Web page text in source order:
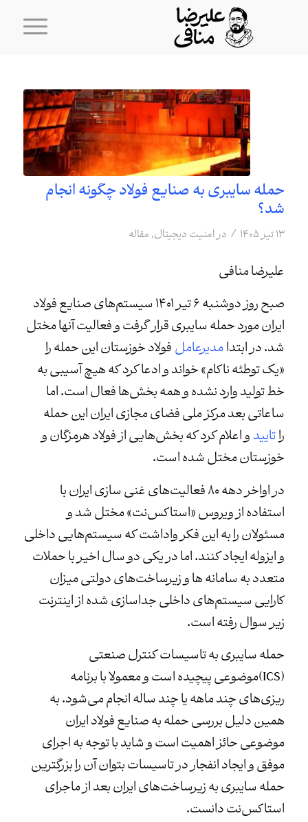
حمله سایبری به صنایع فولاد چگونه انجام
شد؟
۱۳ تیر ۱۴۰۵ / درامنیت دیجیتال,مقاله
علیرضا منافی
صبح روز دوشنبه ۶ تیر ۱۴۰۱ سیستم‌های صنایع فولاد
ایران مورد حمله سایبری قرار گرفت و فعالیت آنها مختل
شد. در ابتدامدیرعاملفولاد خوزستان این حمله را
«یک توطئه ناکام» خواند و ادعا کرد که هیچ آسیبی به
خط تولید وارد نشده و همه بخش‌ها فعال است. اما
ساعاتی بعد مرکز ملی فضای مجازی ایران این حمله
راتاییدو اعلام کرد که بخش‌هایی از فولاد هرمزگان و
خوزستان مختل شده است.
در اواخر دهه ۸۰ فعالیت‌های غنی سازی ایران با
استفاده از ویروس «استاکس‌نت» مختل شد و
مسئولان را به این فکر واداشت که سیستم‌هایی داخلی
و ایزوله ایجاد کنند. اما در یکی دو سال اخیر با حملات
متعدد به سامانه ها و زیرساخت‌های دولتی میزان
کارایی سیستم‌های داخلی جداسازی شده از اینترنت
زیر سوال رفته است.
حمله سایبری به تاسیسات کنترل صنعتی
(ICS)موضوعی پیچیده است و معمولا با برنامه
ریزی‌های چند ماهه یا چند ساله انجام می‌شود. به
همین دلیل بررسی حمله به صنایع فولاد ایران
موضوعی حائز اهمیت است و شاید با توجه به اجرای
موفق و ایجاد انفجار در تاسیسات بتوان آن را بزرگترین
حمله سایبری به زیرساخت‌های ایران بعد از ماجرای
استاکس‌نت دانست.